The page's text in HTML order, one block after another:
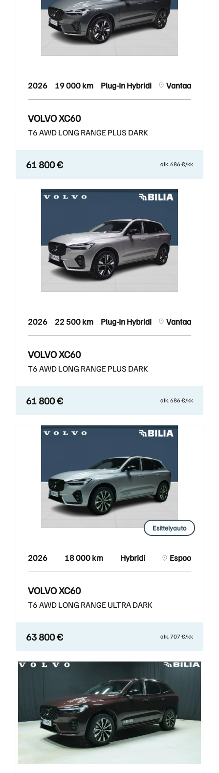
2026 19 000 km Plug-In Hybridi Vantaa
VOLVO XC60
T6 AWD LONG RANGE PLUS DARK
61 800 € alk. 686 €/kk
2026 22 500 km Plug-In Hybridi Vantaa
VOLVO XC60
T6 AWD LONG RANGE PLUS DARK
61 800 € alk. 686 €/kk
Esittelyauto
2026 18 000 km Hybridi Espoo
VOLVO XC60
T6 AWD LONG RANGE ULTRA DARK
63 800 € alk. 707 €/kk